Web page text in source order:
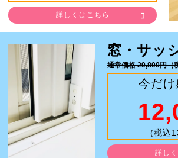
詳しくはこちら
窓・サッ
通常価格 29,800円（
今だ
(税込
詳し